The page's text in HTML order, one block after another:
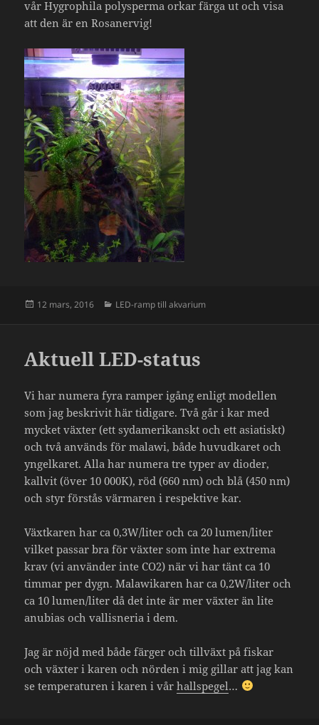
vår Hygrophila polysperma orkar färga ut och visa
att den är en Rosanervig!
Postat
12 mars, 2016 Kategorier
LED-ramp till akvarium
Aktuell LED-status
Vi har numera fyra ramper igång enligt modellen
som jag beskrivit här tidigare. Två går i kar med
mycket växter (ett sydamerikanskt och ett asiatiskt)
och två används för malawi, både huvudkaret och
yngelkaret. Alla har numera tre typer av dioder,
kallvit (över 10 000K), röd (660 nm) och blå (450 nm)
och styr förstås värmaren i respektive kar.
Växtkaren har ca 0,3W/liter och ca 20 lumen/liter
vilket passar bra för växter som inte har extrema
krav (vi använder inte CO2) när vi har tänt ca 10
timmar per dygn. Malawikaren har ca 0,2W/liter och
ca 10 lumen/liter då det inte är mer växter än lite
anubias och vallisneria i dem.
Jag är nöjd med både färger och tillväxt på fiskar
och växter i karen och nörden i mig gillar att jag kan
se temperaturen i karen i vårhallspegel…